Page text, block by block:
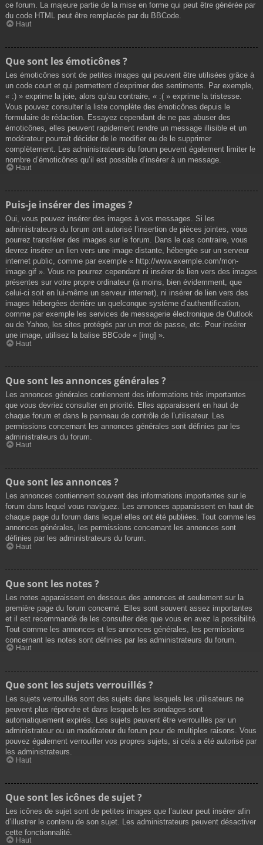
ce forum. La majeure partie de la mise en forme qui peut être générée par
du code HTML peut être remplacée par du BBCode.
Haut
Que sont les émoticônes ?
Les émoticônes sont de petites images qui peuvent être utilisées grâce à
un code court et qui permettent d’exprimer des sentiments. Par exemple,
« :) » exprime la joie, alors qu’au contraire, « :( » exprime la tristesse.
Vous pouvez consulter la liste complète des émoticônes depuis le
formulaire de rédaction. Essayez cependant de ne pas abuser des
émoticônes, elles peuvent rapidement rendre un message illisible et un
modérateur pourrait décider de le modifier ou de le supprimer
complètement. Les administrateurs du forum peuvent également limiter le
nombre d’émoticônes qu’il est possible d’insérer à un message.
Haut
Puis-je insérer des images ?
Oui, vous pouvez insérer des images à vos messages. Si les
administrateurs du forum ont autorisé l’insertion de pièces jointes, vous
pourrez transférer des images sur le forum. Dans le cas contraire, vous
devrez insérer un lien vers une image distante, hébergée sur un serveur
internet public, comme par exemple « http://www.exemple.com/mon-
image.gif ». Vous ne pourrez cependant ni insérer de lien vers des images
présentes sur votre propre ordinateur (à moins, bien évidemment, que
celui-ci soit en lui-même un serveur internet), ni insérer de lien vers des
images hébergées derrière un quelconque système d’authentification,
comme par exemple les services de messagerie électronique de Outlook
ou de Yahoo, les sites protégés par un mot de passe, etc. Pour insérer
une image, utilisez la balise BBCode « [img] ».
Haut
Que sont les annonces générales ?
Les annonces générales contiennent des informations très importantes
que vous devriez consulter en priorité. Elles apparaissent en haut de
chaque forum et dans le panneau de contrôle de l’utilisateur. Les
permissions concernant les annonces générales sont définies par les
administrateurs du forum.
Haut
Que sont les annonces ?
Les annonces contiennent souvent des informations importantes sur le
forum dans lequel vous naviguez. Les annonces apparaissent en haut de
chaque page du forum dans lequel elles ont été publiées. Tout comme les
annonces générales, les permissions concernant les annonces sont
définies par les administrateurs du forum.
Haut
Que sont les notes ?
Les notes apparaissent en dessous des annonces et seulement sur la
première page du forum concerné. Elles sont souvent assez importantes
et il est recommandé de les consulter dès que vous en avez la possibilité.
Tout comme les annonces et les annonces générales, les permissions
concernant les notes sont définies par les administrateurs du forum.
Haut
Que sont les sujets verrouillés ?
Les sujets verrouillés sont des sujets dans lesquels les utilisateurs ne
peuvent plus répondre et dans lesquels les sondages sont
automatiquement expirés. Les sujets peuvent être verrouillés par un
administrateur ou un modérateur du forum pour de multiples raisons. Vous
pouvez également verrouiller vos propres sujets, si cela a été autorisé par
les administrateurs.
Haut
Que sont les icônes de sujet ?
Les icônes de sujet sont de petites images que l’auteur peut insérer afin
d’illustrer le contenu de son sujet. Les administrateurs peuvent désactiver
cette fonctionnalité.
Haut